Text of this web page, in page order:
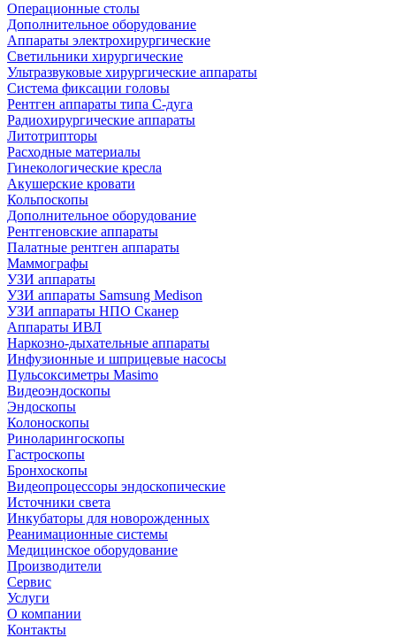
Операционные столы
Дополнительное оборудование
Аппараты электрохирургические
Светильники хирургические
Ультразвуковые хирургические аппараты
Система фиксации головы
Рентген аппараты типа С-дуга
Радиохирургические аппараты
Литотрипторы
Расходные материалы
Гинекологические кресла
Акушерские кровати
Кольпоскопы
Дополнительное оборудование
Рентгеновские аппараты
Палатные рентген аппараты
Маммографы
УЗИ аппараты
УЗИ аппараты Samsung Medison
УЗИ аппараты НПО Сканер
Аппараты ИВЛ
Наркозно-дыхательные аппараты
Инфузионные и шприцевые насосы
Пульсоксиметры Masimo
Видеоэндоскопы
Эндоскопы
Колоноскопы
Риноларингоскопы
Гастроскопы
Бронхоскопы
Видеопроцессоры эндоскопические
Источники света
Инкубаторы для новорожденных
Реанимационные системы
Медицинское оборудование
Производители
Сервис
Услуги
О компании
Контакты